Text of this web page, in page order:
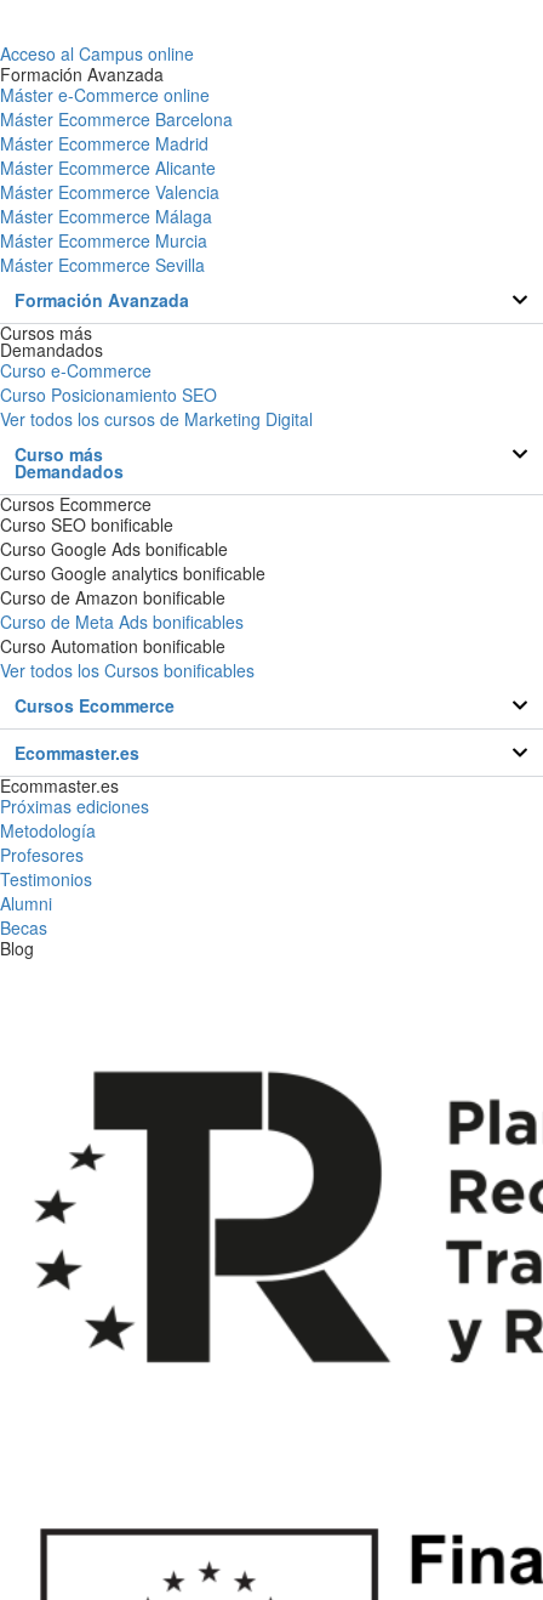
Acceso al Campus online
Formación Avanzada
Máster e-Commerce online
Máster Ecommerce Barcelona
Máster Ecommerce Madrid
Máster Ecommerce Alicante
Máster Ecommerce Valencia
Máster Ecommerce Málaga
Máster Ecommerce Murcia
Máster Ecommerce Sevilla
Formación Avanzada
Cursos más
Demandados
Curso e-Commerce
Curso Posicionamiento SEO
Ver todos los cursos de Marketing Digital
Curso más
Demandados
Cursos Ecommerce
Curso SEO bonificable
Curso Google Ads bonificable
Curso Google analytics bonificable
Curso de Amazon bonificable
Curso de Meta Ads bonificables
Curso Automation bonificable
Ver todos los Cursos bonificables
Cursos Ecommerce
Ecommaster.es
Ecommaster.es
Próximas ediciones
Metodología
Profesores
Testimonios
Alumni
Becas
Blog